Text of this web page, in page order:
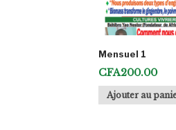
Mensuel 1
CFA200.00
Ajouter au